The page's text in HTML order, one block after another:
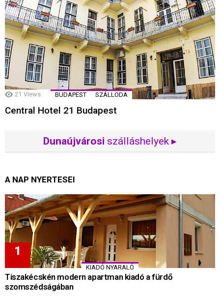
21 Views BUDAPEST SZÁLLODA
Central Hotel 21 Budapest
Dunaújvárosi szálláshelyek ▸
A NAP NYERTESEI
KIADÓ NYARALÓ
Tiszakécskén modern apartman kiadó a fürdő
szomszédságában